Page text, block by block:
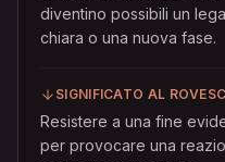
diventino possibili un
chiara o una nuova fase.
SIGNIFICATO AL
Resistere a una fine
per provocare una